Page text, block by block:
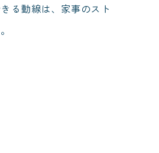
る動線は、家事のスト